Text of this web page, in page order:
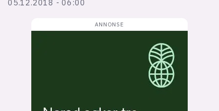
05.12.2018 - 06:00
suksesshistorier